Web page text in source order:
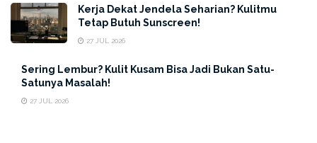
beda!
Denganformula pH balance
non-acnegenicdan tanpa kandungan SLS,
sabun ini
dirancang khusus buat membersihkan
kulit mati secara lembut
Kerja Dekat Jendela Seharian? Kulitmu
Tetap Butuh Sunscreen!
27 JUL 2026
Sering Lembur? Kulit Kusam Bisa Jadi Bukan Satu-
Satunya Masalah!
27 JUL 2026